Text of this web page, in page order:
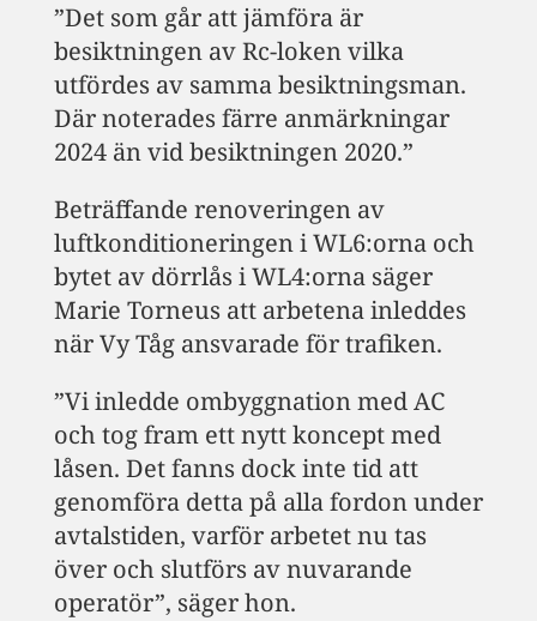
”Det som går att jämföra är
besiktningen av Rc-loken vilka
utfördes av samma besiktningsman.
Där noterades färre anmärkningar
2024 än vid besiktningen 2020.”
Beträffande renoveringen av
luftkonditioneringen i WL6:orna och
bytet av dörrlås i WL4:orna säger
Marie Torneus att arbetena inleddes
när Vy Tåg ansvarade för trafiken.
”Vi inledde ombyggnation med AC
och tog fram ett nytt koncept med
låsen. Det fanns dock inte tid att
genomföra detta på alla fordon under
avtalstiden, varför arbetet nu tas
över och slutförs av nuvarande
operatör”, säger hon.